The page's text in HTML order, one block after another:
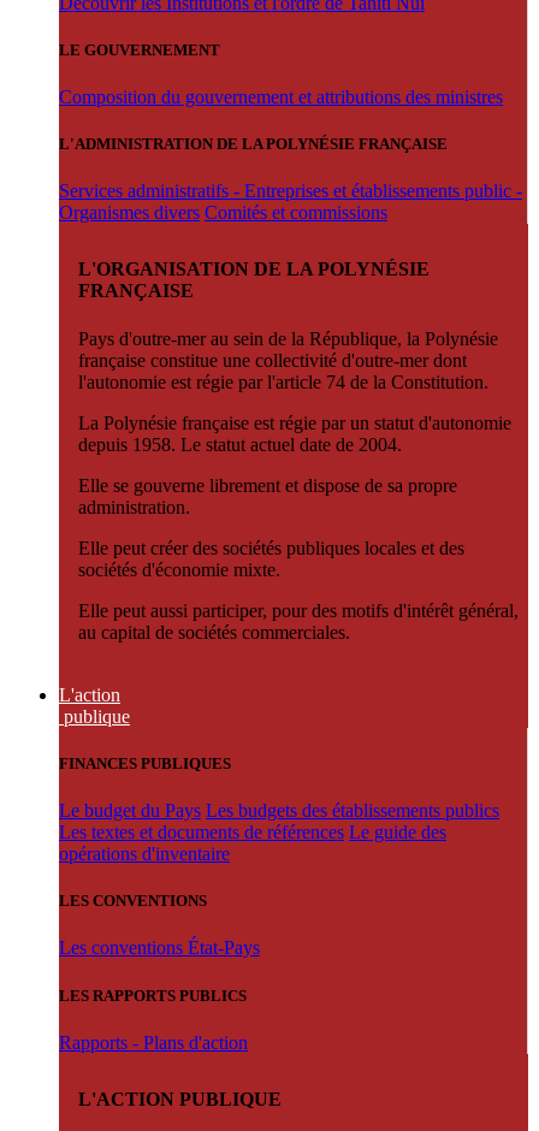
LE GOUVERNEMENT
Composition du gouvernement et attributions des ministres
L'ADMINISTRATION DE LA POLYNÉSIE FRANÇAISE
Services administratifs - Entreprises et établissements public -
Organismes divers Comités et commissions
L'ORGANISATION DE LA POLYNÉSIE
FRANÇAISE
Pays d'outre-mer au sein de la République, la Polynésie
française constitue une collectivité d'outre-mer dont
l'autonomie est régie par l'article 74 de la Constitution.
La Polynésie française est régie par un statut d'autonomie
depuis 1958. Le statut actuel date de 2004.
Elle se gouverne librement et dispose de sa propre
administration.
Elle peut créer des sociétés publiques locales et des
sociétés d'économie mixte.
Elle peut aussi participer, pour des motifs d'intérêt général,
au capital de sociétés commerciales.
L'action
publique
FINANCES PUBLIQUES
Le budget du Pays Les budgets des établissements publics
Les textes et documents de références Le guide des
opérations d'inventaire
LES CONVENTIONS
Les conventions État-Pays
LES RAPPORTS PUBLICS
Rapports - Plans d'action
L'ACTION PUBLIQUE